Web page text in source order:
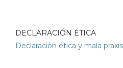
DECLARACIÓN ÉTICA
Declaración ética y mala praxis